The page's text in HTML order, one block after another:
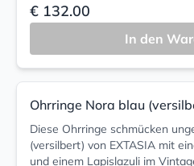
€ 132.00
In den
Ohrringe Nora blau
Diese Ohrringe schmücken
(versilbert) von EXTASIA mit
und einem Lapislazuli im